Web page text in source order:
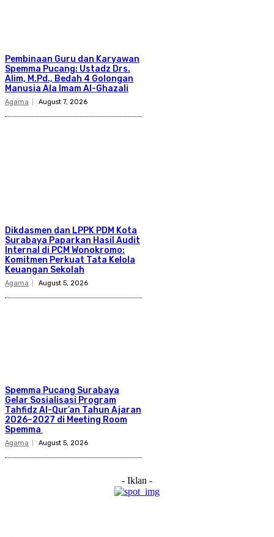
Pembinaan Guru dan Karyawan
Spemma Pucang: Ustadz Drs.
Alim, M.Pd., Bedah 4 Golongan
Manusia Ala Imam Al-Ghazali
Agama August 7, 2026
Dikdasmen dan LPPK PDM Kota
Surabaya Paparkan Hasil Audit
Internal di PCM Wonokromo:
Komitmen Perkuat Tata Kelola
Keuangan Sekolah
Agama August 5, 2026
Spemma Pucang Surabaya
Gelar Sosialisasi Program
Tahfidz Al-Qur’an Tahun Ajaran
2026–2027 di Meeting Room
Spemma
Agama August 5, 2026
- Iklan -